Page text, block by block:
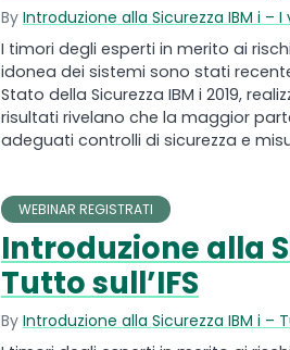
By Introduzione alla Sicurezza IBM i
I timori degli esperti in merito ai
idonea dei sistemi sono stati
Stato della Sicurezza IBM i 2019,
risultati rivelano che la maggior
adeguati controlli di sicurezza e
WEBINAR REGISTRATI
Introduzione alla
Tutto sull’IFS
By Introduzione alla Sicurezza IBM i –